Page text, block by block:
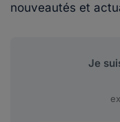
nouveautés et